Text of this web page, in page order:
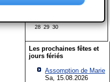
12
28 29 30
Les prochaines fêtes et
jours fériés
Assomption de Marie
Sa, 15.08.2026